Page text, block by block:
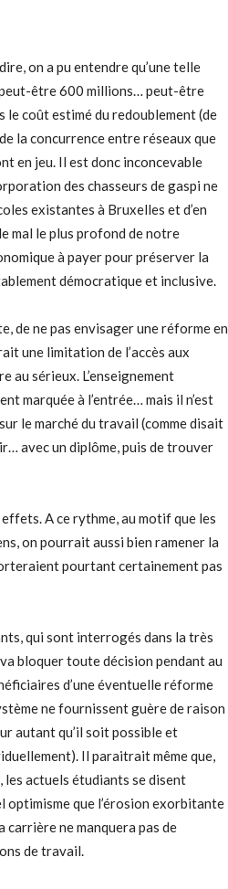
on a pu entendre qu’une telle
être 600 millions… peut-être
coût estimé du redoublement (de
la concurrence entre réseaux que
en jeu. Il est donc inconcevable
des chasseurs de gaspi ne
existantes à Bruxelles et d’en
mal le plus profond de notre
à payer pour préserver la
démocratique et inclusive.
de ne pas envisager une réforme en
une limitation de l’accès aux
au sérieux. L’enseignement
marquée à l’entrée… mais il n’est
le marché du travail (comme disait
avec un diplôme, puis de trouver
A ce rythme, au motif que les
on pourrait aussi bien ramener la
pourtant certainement pas
qui sont interrogés dans la très
bloquer toute décision pendant au
d’une éventuelle réforme
ne fournissent guère de raison
autant qu’il soit possible et
Il paraitrait même que,
actuels étudiants se disent
que l’érosion exorbitante
ne manquera pas de
de travail.